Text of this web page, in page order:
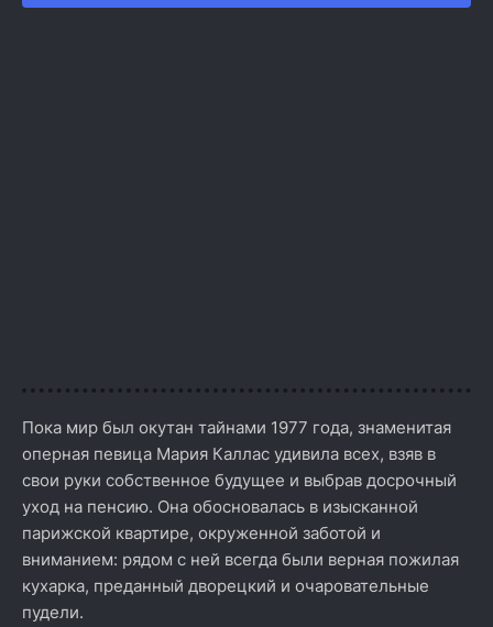
Пока мир был окутан тайнами 1977 года, знаменитая
оперная певица Мария Каллас удивила всех, взяв в
свои руки собственное будущее и выбрав досрочный
уход на пенсию. Она обосновалась в изысканной
парижской квартире, окруженной заботой и
вниманием: рядом с ней всегда были верная пожилая
кухарка, преданный дворецкий и очаровательные
пудели.